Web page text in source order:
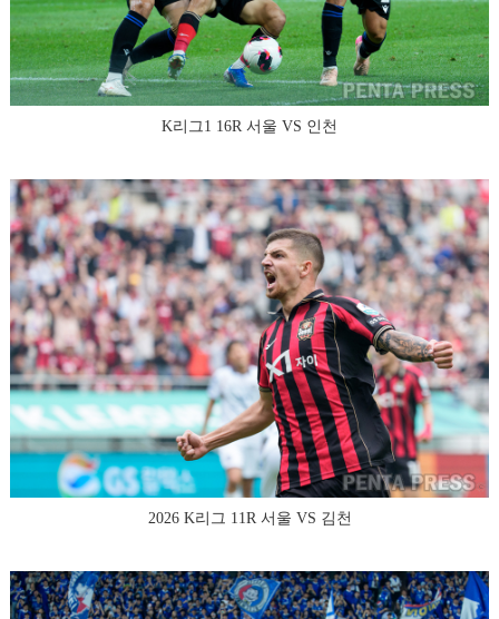
K리그1 16R 서울 VS 인천
2026 K리그 11R 서울 VS 김천